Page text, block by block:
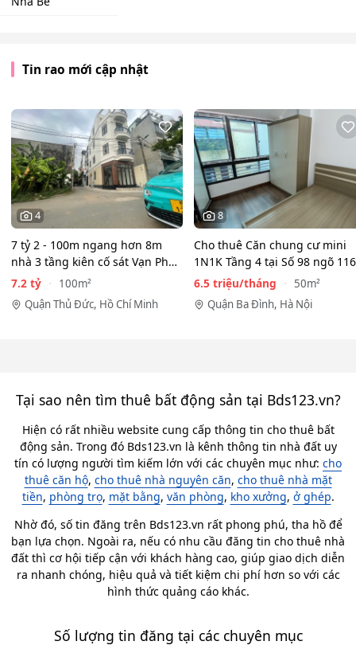
Tin rao mới cập nhật
4
7 tỷ 2 - 100m ngang hơn 8m
nhà 3 tầng kiên cố sát Vạn Phúc
City - HẺM XE HƠI…
7.2 tỷ
100m²
Quận Thủ Đức, Hồ Chí Minh
8
Cho thuê Căn chung cư mini
1N1K Tầng 4 tại Số 98 ngõ 116
Phan Kế Bính, Ba Đình.…
6.5 triệu/tháng
50m²
Quận Ba Đình, Hà Nội
Tại sao nên tìm thuê bất động sản tại Bds123.vn?
Hiện có rất nhiều website cung cấp thông tin cho thuê bất
động sản. Trong đó Bds123.vn là kênh thông tin nhà đất uy
tín có lượng người tìm kiếm lớn với các chuyên mục như: cho
thuê căn hộ, cho thuê nhà nguyên căn, cho thuê nhà mặt
tiền, phòng trọ, mặt bằng, văn phòng, kho xưởng, ở ghép.
Nhờ đó, số tin đăng trên Bds123.vn rất phong phú, tha hồ để
bạn lựa chọn. Ngoài ra, nếu có nhu cầu đăng tin cho thuê nhà
đất thì cơ hội tiếp cận với khách hàng cao, giúp giao dịch diễn
ra nhanh chóng, hiệu quả và tiết kiệm chi phí hơn so với các
hình thức quảng cáo khác.
Số lượng tin đăng tại các chuyên mục